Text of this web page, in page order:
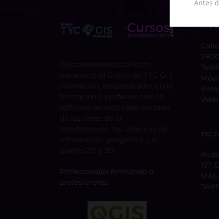
Profesionales formando a
profesionales.
TYC
Web:
TYC
Antes